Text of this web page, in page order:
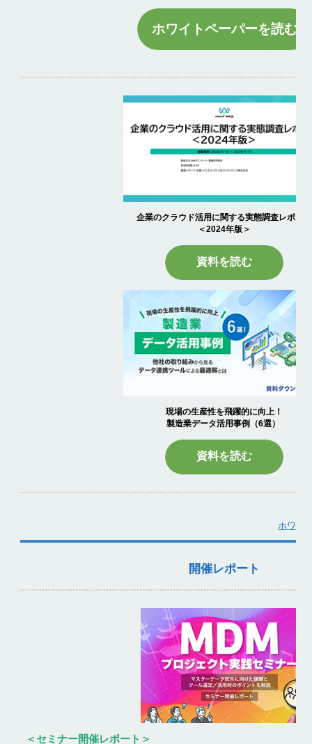
ホワイトペーパーを読む
企業のクラウド活用に関する実態調査レポート
＜2024年版＞
資料を読む
現場の生産性を飛躍的に向上！
製造業データ活用事例（6選）
資料を読む
ホワイ
開催レポート
＜セミナー開催レポート＞